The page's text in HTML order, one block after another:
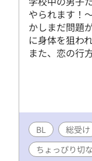
やられます！
かしまだ問題
に身体を狙わ
また、恋の行
BL 総受け
ちょっぴり切